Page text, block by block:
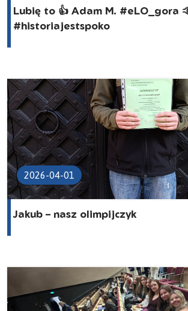
Lubię to 👍 Adam M. #eLO_gora
#historiajestspoko
2026-04-01
Jakub – nasz olimpijczyk